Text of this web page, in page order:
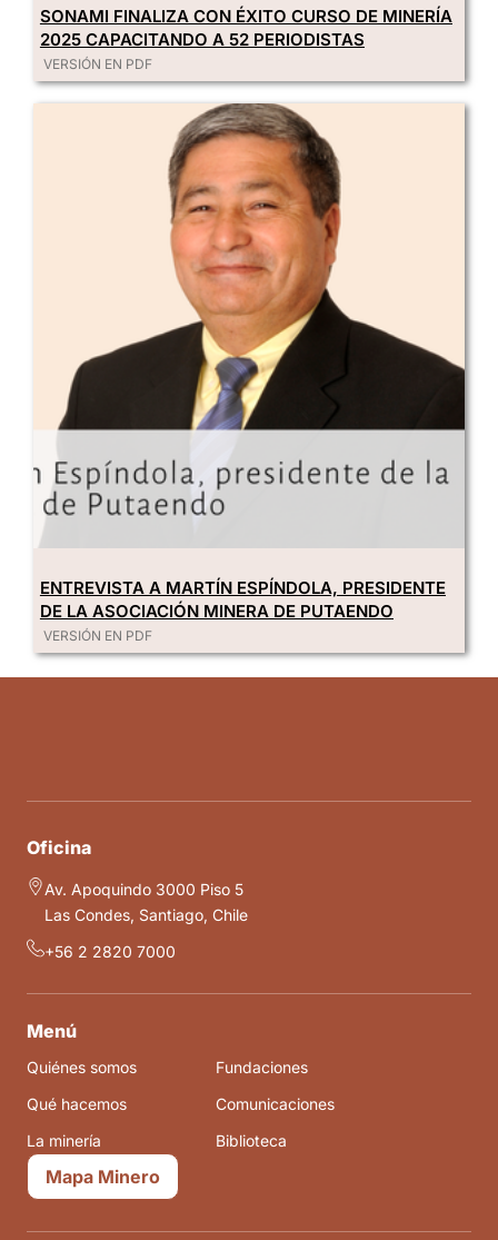
SONAMI FINALIZA CON ÉXITO CURSO DE MINERÍA
2025 CAPACITANDO A 52 PERIODISTAS
VERSIÓN EN PDF
ENTREVISTA A MARTÍN ESPÍNDOLA, PRESIDENTE
DE LA ASOCIACIÓN MINERA DE PUTAENDO
VERSIÓN EN PDF
Oficina
Av. Apoquindo 3000 Piso 5
Las Condes, Santiago, Chile
+56 2 2820 7000
Menú
Quiénes somos
Qué hacemos
La minería
Fundaciones
Comunicaciones
Biblioteca
Mapa Minero